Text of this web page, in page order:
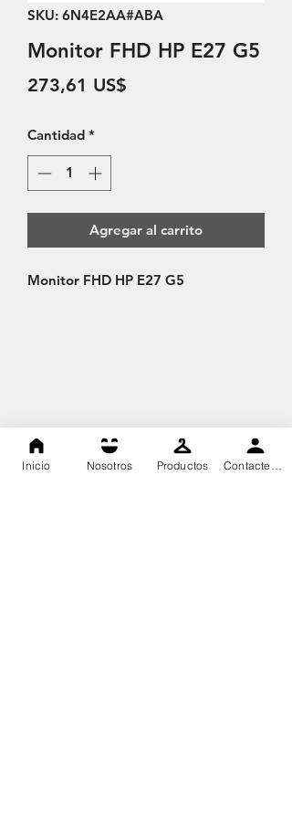
SKU: 6N4E2AA#ABA
Monitor FHD HP E27 G5
273,61 US$
Cantidad *
Agregar al carrito
Monitor FHD HP E27 G5
Inicio Nosotros Productos